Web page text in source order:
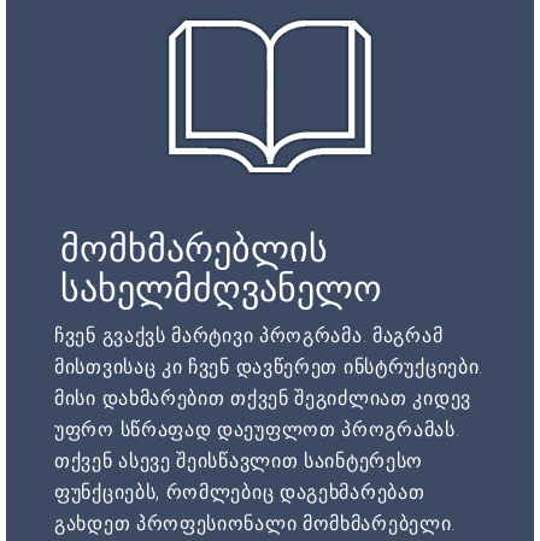
მომხმარებლის
სახელმძღვანელო
ჩვენ გვაქვს მარტივი პროგრამა. მაგრამ
მისთვისაც კი ჩვენ დავწერეთ ინსტრუქციები.
მისი დახმარებით თქვენ შეგიძლიათ კიდევ
უფრო სწრაფად დაეუფლოთ პროგრამას.
თქვენ ასევე შეისწავლით საინტერესო
ფუნქციებს, რომლებიც დაგეხმარებათ
გახდეთ პროფესიონალი მომხმარებელი.